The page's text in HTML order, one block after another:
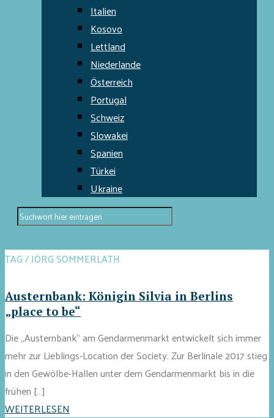
Italien
Kosovo
Lettland
Niederlande
Österreich
Portugal
Schweiz
Slowakei
Spanien
Türkei
Ukraine
TAG / JÖRG SOMMERLATH
Austernbank: Königin Silvia in Berlins
„place to be“
Die „Austernbank“ am Gendarmenmarkt entwickelt sich immer
mehr zur Lieblings-Location der Society. Zur Berlinale 2017 stieg
in den Gewölbe-Hallen unter dem Gendarmenmarkt bis in die
frühen […]
WEITERLESEN